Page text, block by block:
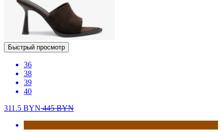
Быстрый просмотр
36
38
39
40
311.5 BYN445BYN